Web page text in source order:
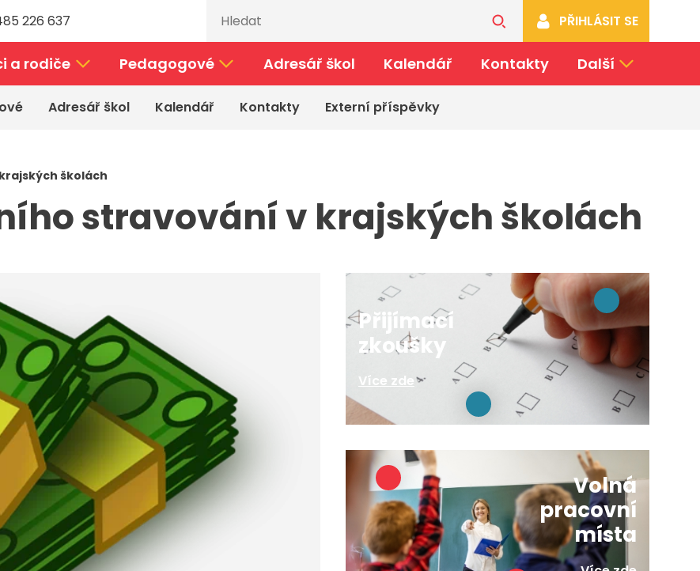
226 637 PŘIHLÁSIT SE
a rodiče Pedagogové Adresář škol Kalendář Kontakty Další
Adresář škol Kalendář Kontakty Externí příspěvky
školách
stravování v krajských školách
Přijímací
zkoušky
Více zde
Volná
pracovní
místa